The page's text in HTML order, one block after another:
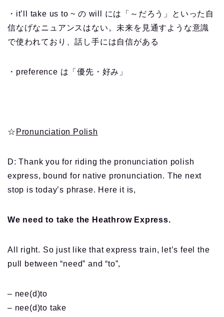
・it’ll take us to ~ の will には「～だろう」といった自
信なげなニュアンスはない。未来を見通すような意識
で使われており、話し手には自信がある
・preference は「優先・好み」
☆ Pronunciation Polish
D: Thank you for riding the pronunciation polish
express, bound for native pronunciation. The next
stop is today’s phrase. Here it is,
We need to take the Heathrow Express.
All right. So just like that express train, let’s feel the
pull between “need” and “to”,
– nee(d)to
– nee(d)to take